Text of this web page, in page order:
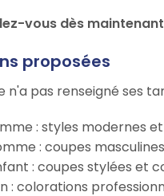
vous dès
proposées
n'a pas renseigné ses
: styles modernes
: coupes
: coupes stylées et
: colorations